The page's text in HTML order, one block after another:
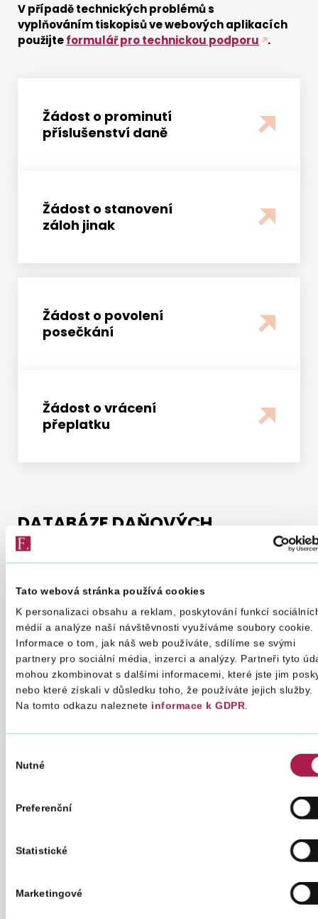
Tato webová stránka používá cookies
K personalizaci obsahu a reklam, poskytování funkcí
médií a analýze naší návštěvnosti využíváme soubory cookie.
Informace o tom, jak náš web používáte, sdílíme se svými
partnery pro sociální média, inzerci a analýzy. Partneři tyto
mohou zkombinovat s dalšími informacemi, které jste jim
nebo které získali v důsledku toho, že používáte jejich služby.
Na tomto odkazu naleznete informace k GDPR.
souhlasu
Nutné
Preferenční
Statistické
Marketingové
V případě technických problémů s
vyplňováním tiskopisů ve webových aplikacích
použijteformulář pro technickou podporu .
Žádost o prominutí
příslušenství daně
Žádost o stanovení
záloh jinak
Žádost o povolení
posečkání
Žádost o vrácení
přeplatku
DATABÁZE DAŇOVÝCH
TISKOPISŮ
Interaktivní formuláře jsou testovány a
optimalizovány pro MS Windows od verze 7 a
Acrobat Reader 11 a novější.
V případě technických problémů s vyplňováním
interaktivních tiskopisů/aplikací použijte
formulář pro technickou podporu
.
Filtrovat
Rok
Skupiny tiskopisů